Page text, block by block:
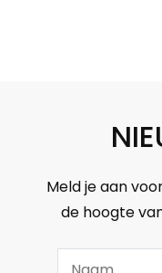
Meld je aan
de hoogte